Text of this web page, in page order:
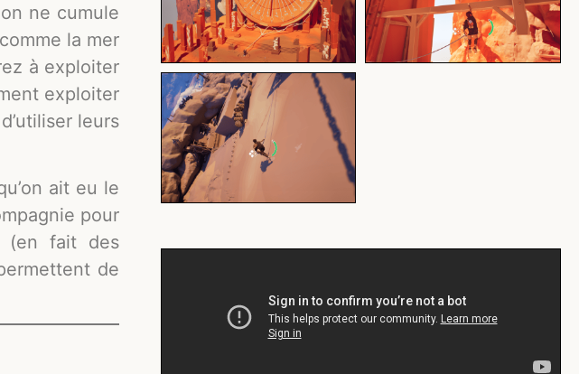
ne cumule
la mer
à exploiter
exploiter
leurs
ait eu le
pour
(en fait des
de